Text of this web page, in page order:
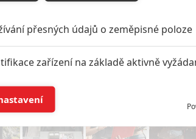
přesných údajů o zeměpisné poloze
zařízení na základě aktivně
a/nebo přístup k informacím v zařízení
založená na omezených údajích a